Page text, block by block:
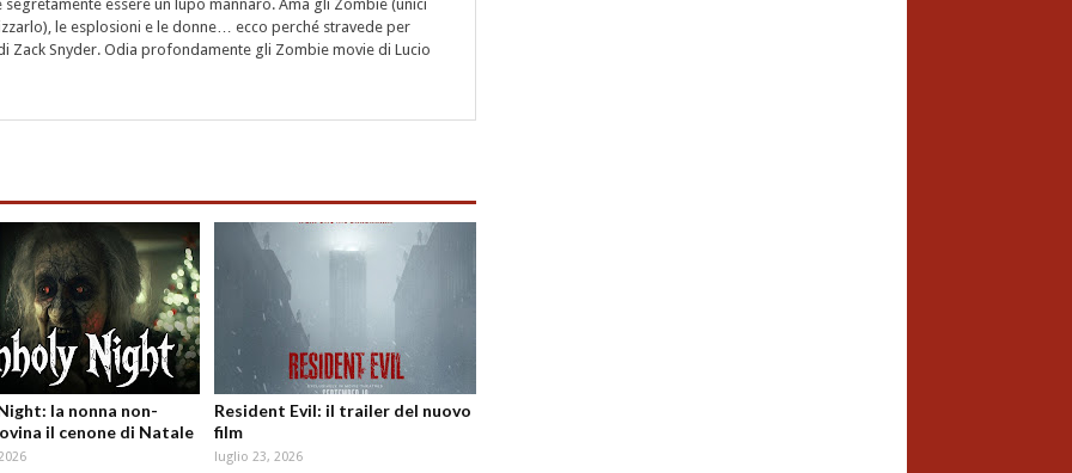
essere un lupo mannaro. Ama gli Zombie (unici
le esplosioni e le donne… ecco perché stravede per
Zack Snyder. Odia profondamente gli Zombie movie di Lucio
la nonna non-
il cenone di Natale
Resident Evil: il trailer del nuovo
film
luglio 23, 2026